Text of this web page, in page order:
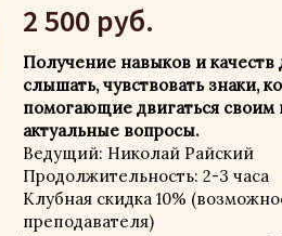
2 500 руб.
Получение навыков и качеств
слышать, чувствовать знаки,
помогающие двигаться
актуальные вопросы.
Ведущий: Николай Райский
Продолжительность: 2-3 часа
Клубная скидка 10%
преподавателя)